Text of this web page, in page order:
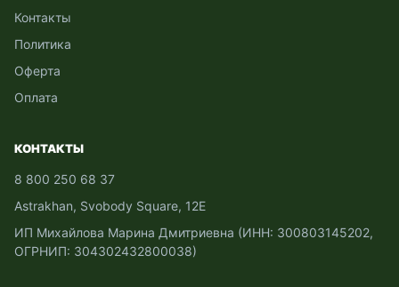
Контакты
Политика
Оферта
Оплата
КОНТАКТЫ
8 800 250 68 37
Astrakhan, Svobody Square, 12Е
ИП Михайлова Марина Дмитриевна (ИНН: 300803145202,
ОГРНИП: 304302432800038)